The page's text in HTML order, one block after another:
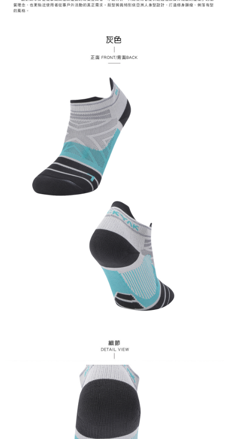
３．未成年的使用者請事先徵得法定代理人或監護人之同意方可使用
「AFTEE先享後付」，若未經同意申辦者引起之損失，本公司不負相關責
時審查核予不同之上限額度；若仍有額度不足之情形，本公司將視審查結果
５．嚴禁一人註冊多個帳號或使用他人資訊註冊。若發現惡意使用之情形，
宅配